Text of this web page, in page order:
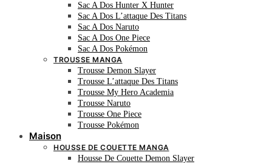
Sac A Dos Hunter X Hunter
Sac A Dos L’attaque Des Titans
Sac A Dos Naruto
Sac A Dos One Piece
Sac A Dos Pokémon
TROUSSE MANGA
Trousse Demon Slayer
Trousse L’attaque Des Titans
Trousse My Hero Academia
Trousse Naruto
Trousse One Piece
Trousse Pokémon
Maison
HOUSSE DE COUETTE MANGA
Housse De Couette Demon Slayer